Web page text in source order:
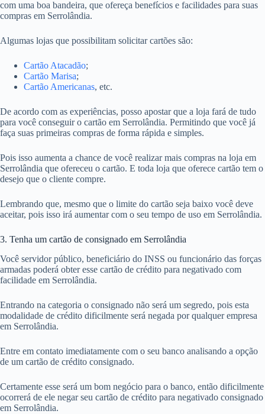
com uma boa bandeira, que ofereça benefícios e facilidades para suas
compras em Serrolândia.
Algumas lojas que possibilitam solicitar cartões são:
Cartão Atacadão;
Cartão Marisa;
Cartão Americanas, etc.
De acordo com as experiências, posso apostar que a loja fará de tudo
para você conseguir o cartão em Serrolândia. Permitindo que você já
faça suas primeiras compras de forma rápida e simples.
Pois isso aumenta a chance de você realizar mais compras na loja em
Serrolândia que ofereceu o cartão. E toda loja que oferece cartão tem o
desejo que o cliente compre.
Lembrando que, mesmo que o limite do cartão seja baixo você deve
aceitar, pois isso irá aumentar com o seu tempo de uso em Serrolândia.
3. Tenha um cartão de consignado em Serrolândia
Você servidor público, beneficiário do INSS ou funcionário das forças
armadas poderá obter esse cartão de crédito para negativado com
facilidade em Serrolândia.
Entrando na categoria o consignado não será um segredo, pois esta
modalidade de crédito dificilmente será negada por qualquer empresa
em Serrolândia.
Entre em contato imediatamente com o seu banco analisando a opção
de um cartão de crédito consignado.
Certamente esse será um bom negócio para o banco, então dificilmente
ocorrerá de ele negar seu cartão de crédito para negativado consignado
em Serrolândia.